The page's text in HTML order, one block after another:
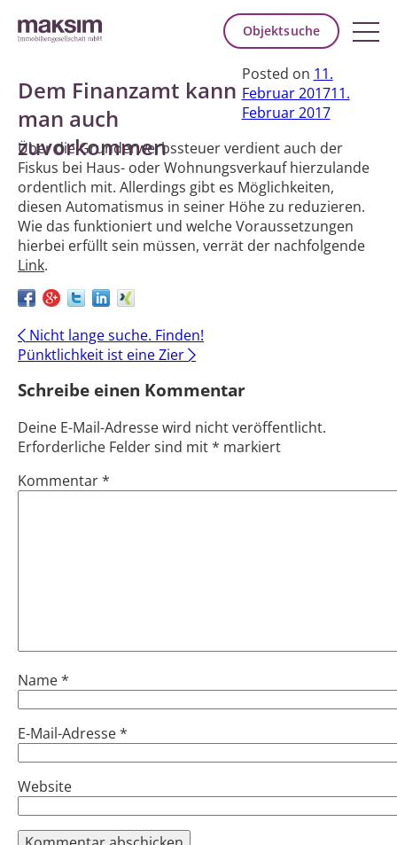
Objektsuche
Dem Finanzamt kann
man auch
zuvorkommen
Posted on 11.
Februar 201711.
Februar 2017
Über die Grunderwerbssteuer verdient auch der
Fiskus bei Haus- oder Wohnungsverkauf hierzulande
ordentlich mit. Allerdings gibt es Möglichkeiten,
diesen Automatismus in seiner Höhe zu reduzieren.
Wie das funktioniert und welche Voraussetzungen
hierbei erfüllt sein müssen, verrät der nachfolgende
Link
Post
navigation
← Nicht lange suche. Finden!
Pünktlichkeit ist eine Zier →
Schreibe einen Kommentar
Deine E-Mail-Adresse wird nicht veröffentlicht.
Erforderliche Felder sind mit * markiert
Kommentar *
Name *
E-Mail-Adresse *
Website